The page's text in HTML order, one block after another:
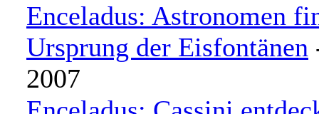
Enceladus: Astronomen
Ursprung der Eisfontänen
2007